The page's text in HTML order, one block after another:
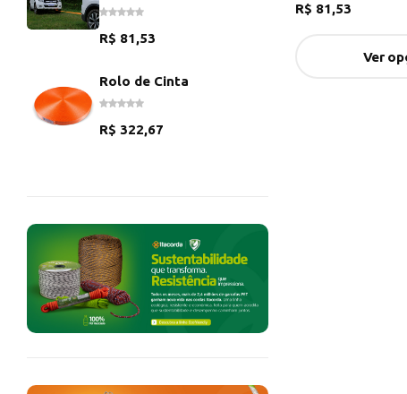
R$ 81,53
Ver
R$ 81,53
Rolo de Cinta
R$ 322,67